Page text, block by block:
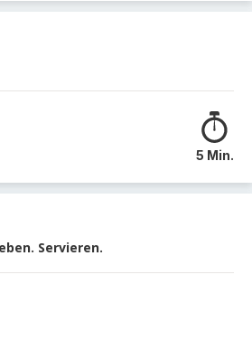
5 Min.
Servieren.